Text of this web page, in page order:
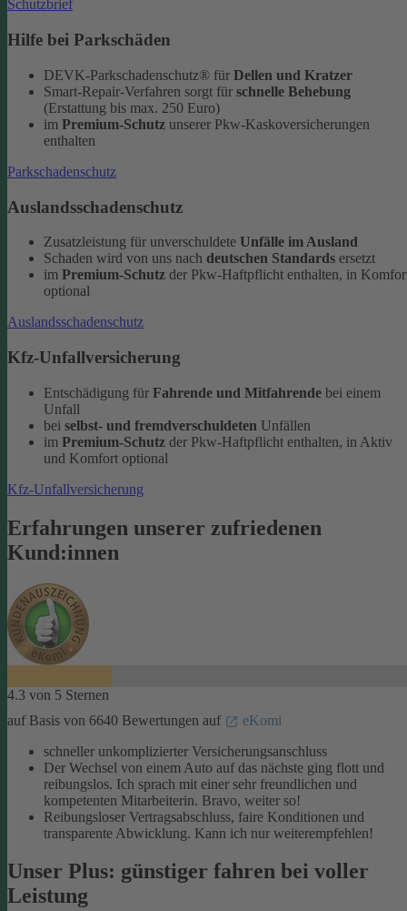
Schutzbrief
Hilfe bei Parkschäden
DEVK-Parkschadenschutz® für Dellen und Kratzer
Smart-Repair-Verfahren sorgt für schnelle Behebung
(Erstattung bis max. 250 Euro)
im Premium-Schutz unserer Pkw-Kaskoversicherungen
enthalten
Parkschadenschutz
Auslandsschadenschutz
Zusatzleistung für unverschuldete Unfälle im Ausland
Schaden wird von uns nach deutschen Standards ersetzt
im Premium-Schutz der Pkw-Haftpflicht enthalten, in
optional
Auslandsschadenschutz
Kfz-Unfallversicherung
Entschädigung für Fahrende und Mitfahrende bei einem
Unfall
bei selbst- und fremdverschuldeten Unfällen
im Premium-Schutz der Pkw-Haftpflicht enthalten, in Aktiv
und Komfort optional
Kfz-Unfallversicherung
Erfahrungen unserer zufriedenen
Kund:innen
4.3 von 5 Sternen
auf Basis von 6640 Bewertungen auf
eKomi
schneller unkomplizierter Versicherungsanschluss
Der Wechsel von einem Auto auf das nächste ging flott und
reibungslos. Ich sprach mit einer sehr freundlichen und
kompetenten Mitarbeiterin. Bravo, weiter so!
Reibungsloser Vertragsabschluss, faire Konditionen und
transparente Abwicklung. Kann ich nur weiterempfehlen!
Unser Plus: günstiger fahren bei voller
Leistung